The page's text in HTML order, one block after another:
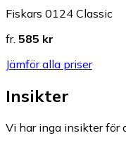
Fiskars 0124 Classic
fr. 585 kr
Jämför alla priser
Insikter
Vi har inga insikter för